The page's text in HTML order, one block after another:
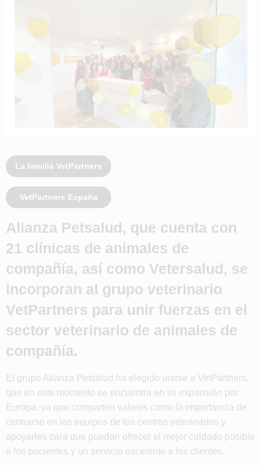
La familia VetPartners
VetPartners España
Alianza Petsalud, que cuenta con
21 clínicas de animales de
compañía, así como Vetersalud, se
incorporan al grupo veterinario
VetPartners para unir fuerzas en el
sector veterinario de animales de
compañía.
El grupo Alianza Petsalud ha elegido unirse a VetPartners,
que en este momento se encuentra en su expansión por
Europa, ya que comparten valores como la importancia de
centrarse en los equipos de los centros veterinarios y
apoyarles para que puedan ofrecer el mejor cuidado posible
a los pacientes y un servicio excelente a los clientes.